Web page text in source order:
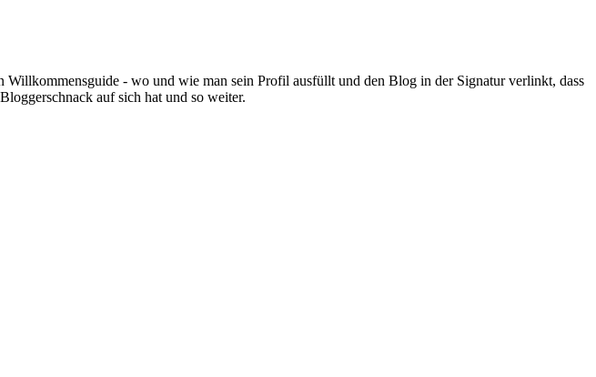
- wo und wie man sein Profil ausfüllt und den Blog in der Signatur verlinkt, dass
auf sich hat und so weiter.